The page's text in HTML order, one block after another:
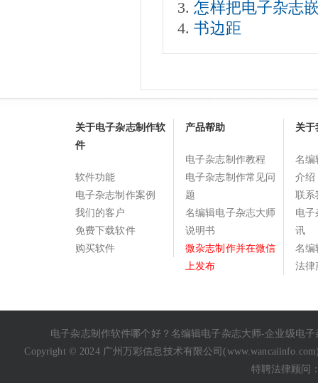
怎样把电子杂志
书边距
关于电子杂志制作软
件
软件功能
电子杂志制作案例
我们的客户
免费下载软件
购买软件
产品帮助
电子杂志制作教程
电子杂志制作常见问
题
名编辑电子杂志大师
说明书
微杂志制作并在微信
上发布
关于
名编
介绍
联系
电子
讯
名编
法律
电子杂志制作软件哪个好？名编辑电子杂志大师-企业级电子
Copyright © 2024 广州万彩信息技术有限公司(www.wancaiinfo.com
特聘法律顾问